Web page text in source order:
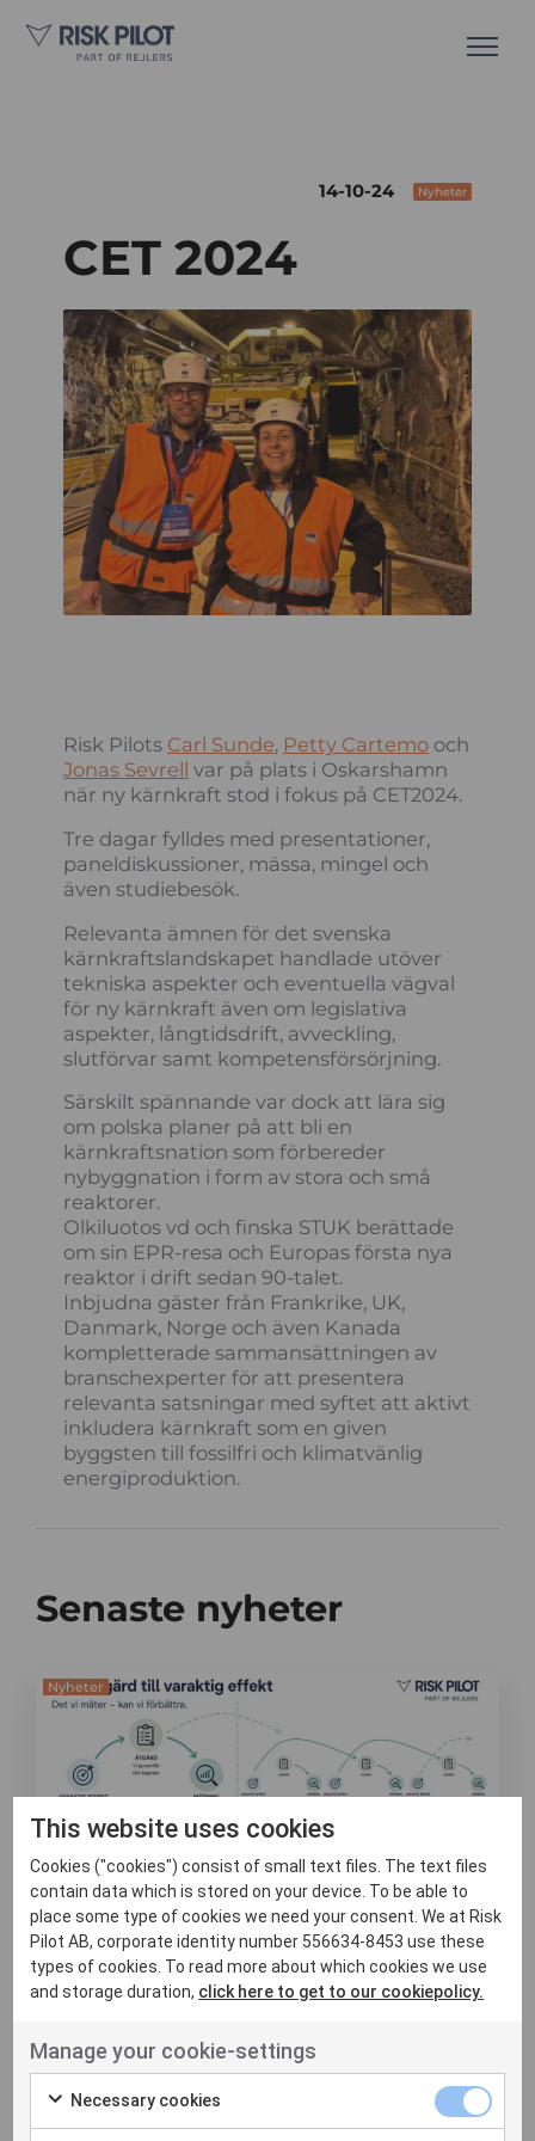
14-10-24 Nyheter
CET 2024
Risk Pilots Carl Sunde, Petty Cartemo och
Jonas Sevrell var på plats i Oskarshamn
när ny kärnkraft stod i fokus på CET2024.
Tre dagar fylldes med presentationer,
paneldiskussioner, mässa, mingel och
även studiebesök.
Relevanta ämnen för det svenska
kärnkraftslandskapet handlade utöver
tekniska aspekter och eventuella vägval
för ny kärnkraft även om legislativa
aspekter, långtidsdrift, avveckling,
slutförvar samt kompetensförsörjning.
Särskilt spännande var dock att lära sig
om polska planer på att bli en
kärnkraftsnation som förbereder
nybyggnation i form av stora och små
reaktorer.
Olkiluotos vd och finska STUK berättade
om sin EPR-resa och Europas första nya
reaktor i drift sedan 90-talet.
Inbjudna gäster från Frankrike, UK,
Danmark, Norge och även Kanada
kompletterade sammansättningen av
branschexperter för att presentera
relevanta satsningar med syftet att aktivt
inkludera kärnkraft som en given
byggsten till fossilfri och klimatvänlig
energiproduktion.
Senaste nyheter
Nyheter
8 juni, 2026
Att mäta effekt är
svårare än att
genomföra åtgärder
Det är inte alltid lätt att veta om de
insatser man gör verkligen leder till en
This website uses cookies
Cookies ("cookies") consist of small text files. The text files
contain data which is stored on your device. To be able to
place some type of cookies we need your consent. We at Risk
Pilot AB, corporate identity number 556634-8453 use these
types of cookies. To read more about which cookies we use
and storage duration, click here to get to our cookiepolicy.
Manage your cookie-settings
Necessary cookies